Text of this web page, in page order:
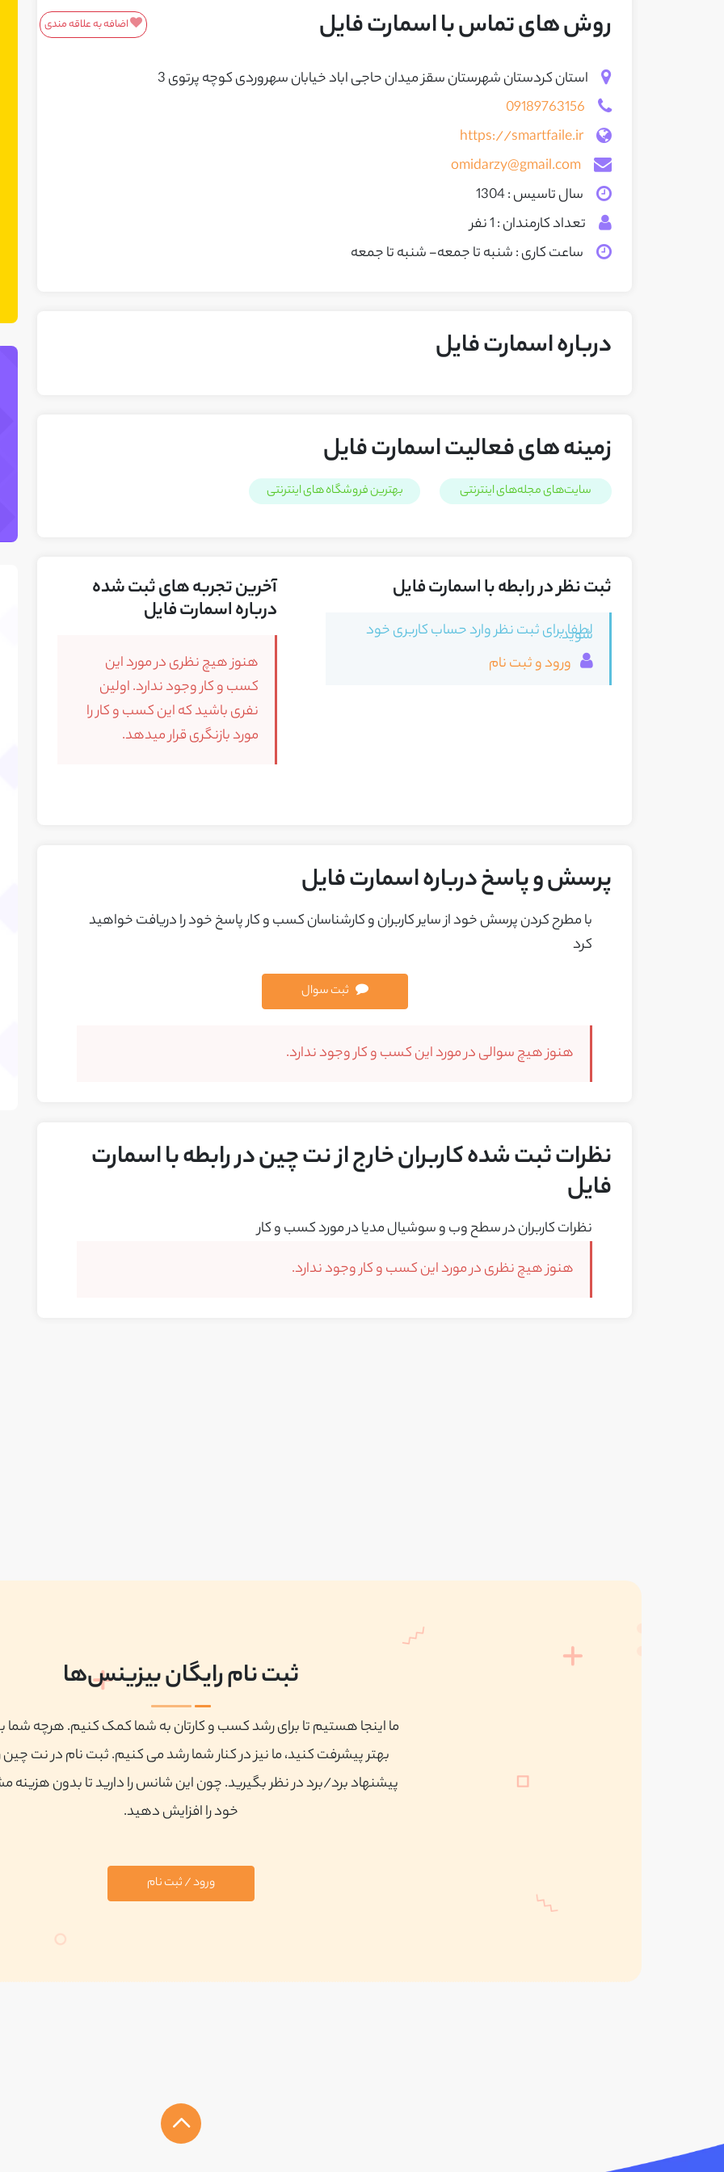
روش های تماس با اسمارت فایل اضافه به علاقه مندی
استان کردستان شهرستان سقز میدان حاجی اباد خیابان سهروردی کوچه پرتوی 3
09189763156
https://smartfaile.ir
omidarzy@gmail.com
سال تاسیس : 1304
تعداد کارمندان : 1 نفر
ساعت کاری : شنبه تا جمعه- شنبه تا جمعه
درباره اسمارت فایل
زمینه های فعالیت اسمارت فایل
سایت‌های مجله‌های اینترنتی بهترین فروشگاه های اینترنتی
ثبت نظر در رابطه با اسمارت فایل
لطفا برای ثبت نظر وارد حساب کاربری خود
شوید.
ورود و ثبت نام
آخرین تجربه های ثبت شده
درباره اسمارت فایل
هنوز هیچ نظری در مورد این
کسب و کار وجود ندارد. اولین
نفری باشید که این کسب و کار را
مورد بازنگری قرار میدهد.
پرسش و پاسخ درباره اسمارت فایل
با مطرح کردن پرسش خود از ساير کاربران و کارشناسان کسب و کار پاسخ خود را دريافت خواهيد
کرد
ثبت سوال
هنوز هیچ سوالی در مورد این کسب و کار وجود ندارد.
نظرات ثبت شده کاربران خارج از نت چین در رابطه با اسمارت
فایل
نظرات کاربران در سطح وب و سوشیال مدیا در مورد کسب و کار
هنوز هیچ نظری در مورد این کسب و کار وجود ندارد.
معرفی محصولات/خدمات
ثبت نام رایگان بیزینس‌ها
ما اینجا هستیم تا برای رشد کسب و کارتان به شما کمک کنیم. هرچه شما
بهتر پیشرفت کنید، ما نیز در کنار شما رشد می کنیم. ثبت نام در نت چین
پیشنهاد برد/برد در نظر بگیرید. چون این شانس را دارید تا بدون هزینه
خود را افزایش دهید.
ورود / ثبت نام